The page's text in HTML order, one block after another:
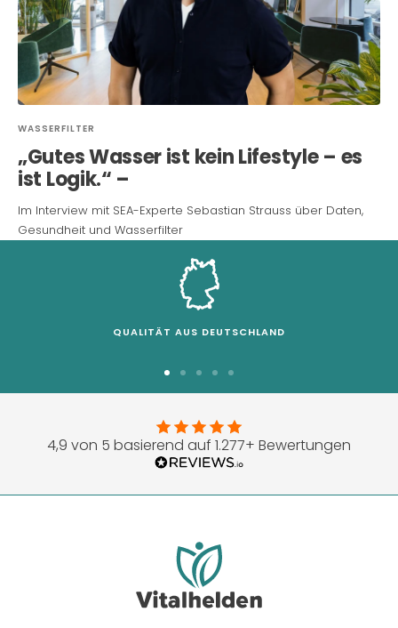
WASSERFILTER
„Gutes Wasser ist kein Lifestyle – es
ist Logik.“ –
Im Interview mit SEA-Experte Sebastian Strauss über Daten,
Gesundheit und Wasserfilter
QUALITÄT AUS DEUTSCHLAND
1
gehen
2
gehen
3
gehen
4
gehen
5
gehen
4,9 von 5 basierend auf 1.277+ Bewertungen